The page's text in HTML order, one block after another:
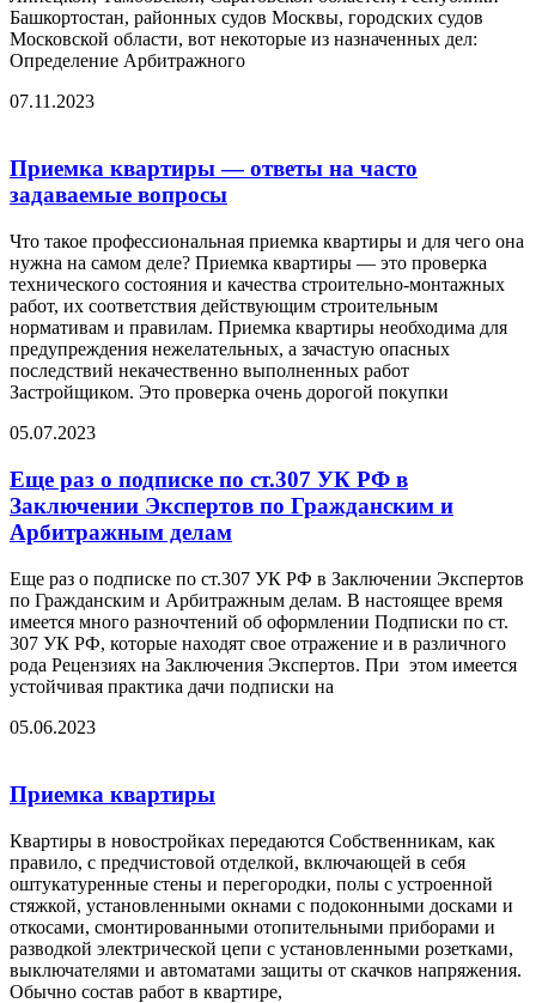
Башкортостан, районных судов Москвы, городских судов
Московской области, вот некоторые из назначенных дел:
Определение Арбитражного
07.11.2023
Приемка квартиры — ответы на часто
задаваемые вопросы
Что такое профессиональная приемка квартиры и для чего она
нужна на самом деле? Приемка квартиры — это проверка
технического состояния и качества строительно-монтажных
работ, их соответствия действующим строительным
нормативам и правилам. Приемка квартиры необходима для
предупреждения нежелательных, а зачастую опасных
последствий некачественно выполненных работ
Застройщиком. Это проверка очень дорогой покупки
05.07.2023
Еще раз о подписке по ст.307 УК РФ в
Заключении Экспертов по Гражданским и
Арбитражным делам
Еще раз о подписке по ст.307 УК РФ в Заключении Экспертов
по Гражданским и Арбитражным делам. В настоящее время
имеется много разночтений об оформлении Подписки по ст.
307 УК РФ, которые находят свое отражение и в различного
рода Рецензиях на Заключения Экспертов. При этом имеется
устойчивая практика дачи подписки на
05.06.2023
Приемка квартиры
Квартиры в новостройках передаются Собственникам, как
правило, с предчистовой отделкой, включающей в себя
оштукатуренные стены и перегородки, полы с устроенной
стяжкой, установленными окнами с подоконными досками и
откосами, смонтированными отопительными приборами и
разводкой электрической цепи с установленными розетками,
выключателями и автоматами защиты от скачков напряжения.
Обычно состав работ в квартире,